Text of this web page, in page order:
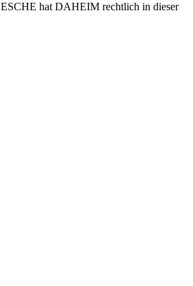
hat DAHEIM rechtlich in dieser